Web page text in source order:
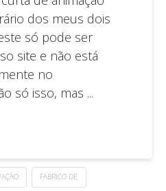
dos meus dois
só pode ser
site e não está
no
só isso, mas ...
FABRICO DE